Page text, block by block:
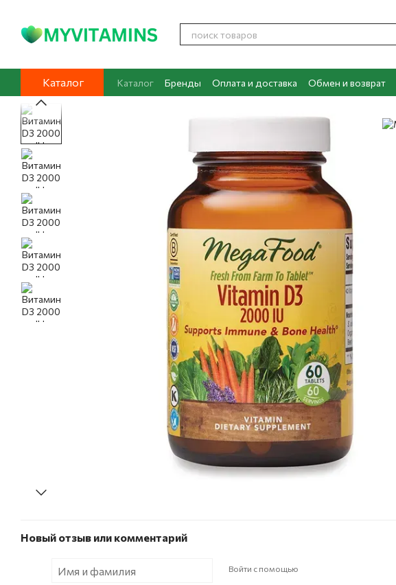
Каталог Каталог Бренды Оплата и доставка Обмен и возврат
Контакты
О нас Блог
Новый отзыв или комментарий
Войти с помощью